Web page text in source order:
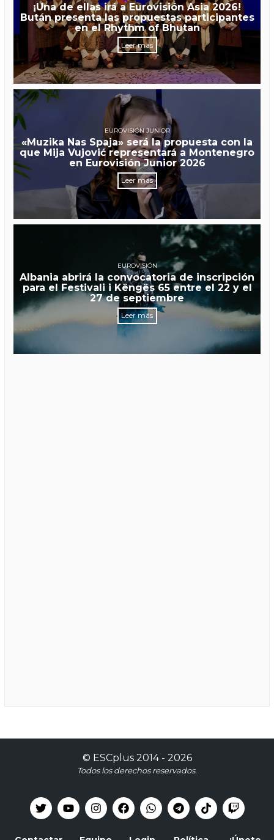
¡Una de ellas irá a Eurovisión Asia 2026!
Bután presenta las propuestas participantes
en el Rhythm of Bhutan
Leer más
EUROVISIÓN JUNIOR
«Muzika Nas Spaja» será la propuesta con la
que Mija Vujović representará a Montenegro
en Eurovisión Junior 2026
Leer más
EUROVISIÓN
Albania abrirá la convocatoria de inscripción
para el Festivali i Këngës 65 entre el 22 y el
27 de septiembre
Leer más
© ESCplus2014 - 2026
Todos los derechos reservados.